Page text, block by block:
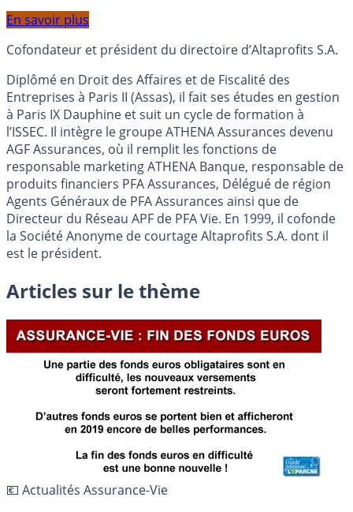
En savoir plus
Cofondateur et président du directoire d’Altaprofits S.A.
Diplômé en Droit des Affaires et de Fiscalité des
Entreprises à Paris II (Assas), il fait ses études en gestion
à Paris IX Dauphine et suit un cycle de formation à
l’ISSEC. Il intègre le groupe ATHENA Assurances devenu
AGF Assurances, où il remplit les fonctions de
responsable marketing ATHENA Banque, responsable de
produits financiers PFA Assurances, Délégué de région
Agents Généraux de PFA Assurances ainsi que de
Directeur du Réseau APF de PFA Vie. En 1999, il cofonde
la Société Anonyme de courtage Altaprofits S.A. dont il
est le président.
Articles sur le thème
💶 Actualités Assurance-Vie